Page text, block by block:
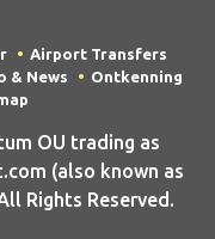
Airport Transfers
& News
Ontkenning
OU trading as
(also known as
Rights Reserved.